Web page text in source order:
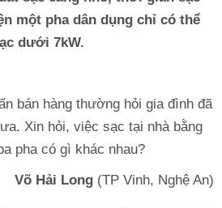
một pha dân dụng chỉ có thể
dưới 7kW.
bán hàng thường hỏi gia đình đã
Xin hỏi, việc sạc tại nhà bằng
pha có gì khác nhau?
Võ Hải Long (TP Vinh, Nghệ An)